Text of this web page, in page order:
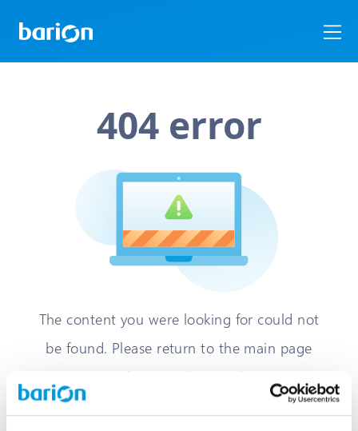
404 error
The content you were looking for could not
be found. Please return to the main page
and restart the search!